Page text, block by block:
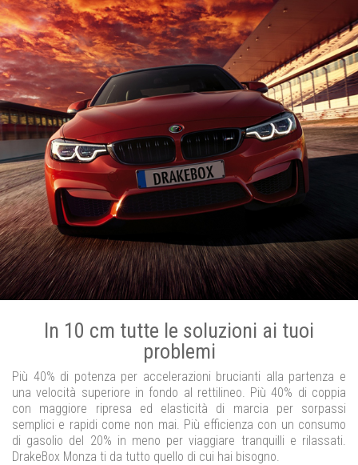
In 10 cm tutte le soluzioni ai tuoi
problemi
Più 40% di potenza per accelerazioni brucianti alla partenza e
una velocità superiore in fondo al rettilineo. Più 40% di coppia
con maggiore ripresa ed elasticità di marcia per sorpassi
semplici e rapidi come non mai. Più efficienza con un consumo
di gasolio del 20% in meno per viaggiare tranquilli e rilassati.
DrakeBox Monza ti da tutto quello di cui hai bisogno.